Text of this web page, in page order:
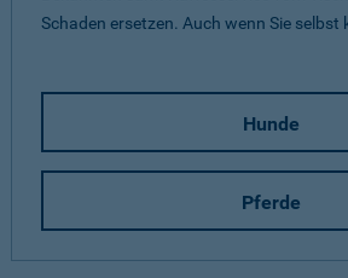
Schaden ersetzen. Auch wenn Sie selbst
Hunde
Pferde